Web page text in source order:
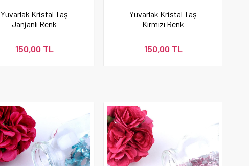
Yuvarlak Kristal Taş
Janjanlı Renk
150,00 TL
Yuvarlak Kristal Taş
Kırmızı Renk
150,00 TL